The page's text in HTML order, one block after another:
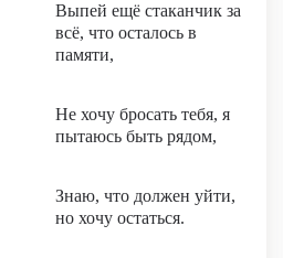
Выпей ещё стаканчик за
всё, что осталось в
памяти,
Не хочу бросать тебя, я
пытаюсь быть рядом,
Знаю, что должен уйти,
но хочу остаться.